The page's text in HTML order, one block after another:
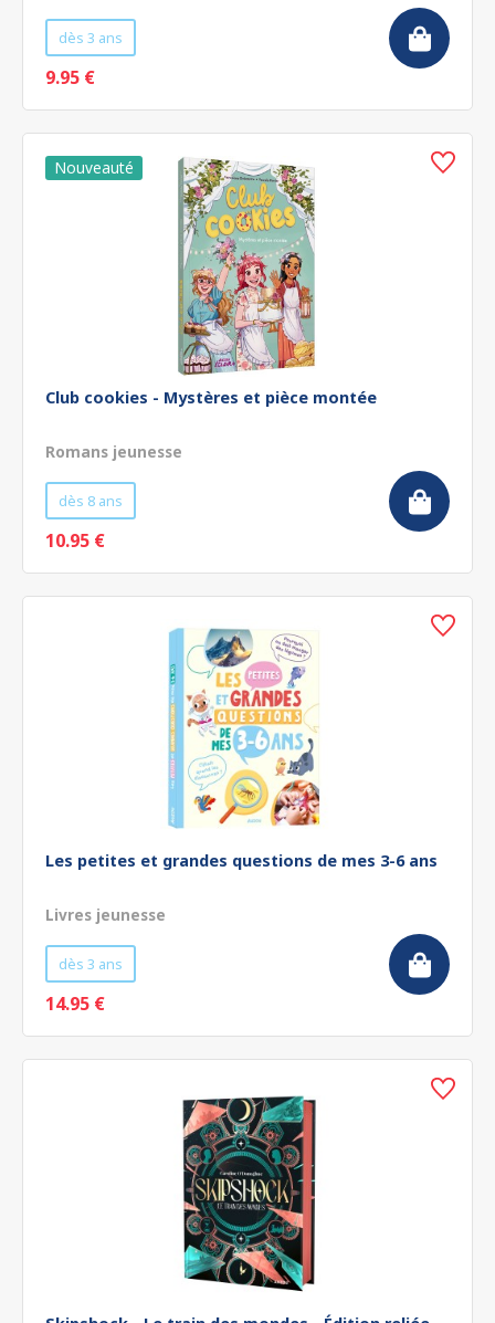
dès 3 ans
9.95 €
Club cookies - Mystères et pièce montée
Romans jeunesse
dès 8 ans
10.95 €
Les petites et grandes questions de mes 3-6 ans
Livres jeunesse
dès 3 ans
14.95 €